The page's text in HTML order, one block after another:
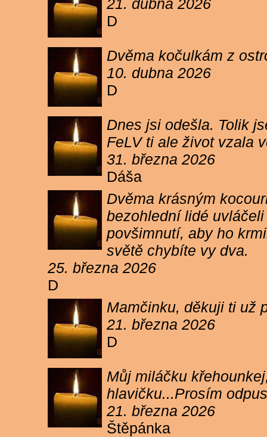
21. dubna 2026
D
Dvěma kočulkám z
10. dubna 2026
D
Dnes jsi odešla. Tolik
FeLV ti ale život vzala
31. března 2026
Dáša
Dvěma krásným
bezohlední lidé
povšimnutí, aby ho
světě chybíte vy dva.
25. března 2026
D
Mamčinku, děkuji ti už
21. března 2026
D
Můj miláčku
hlavičku...Prosím
21. března 2026
Štěpánka